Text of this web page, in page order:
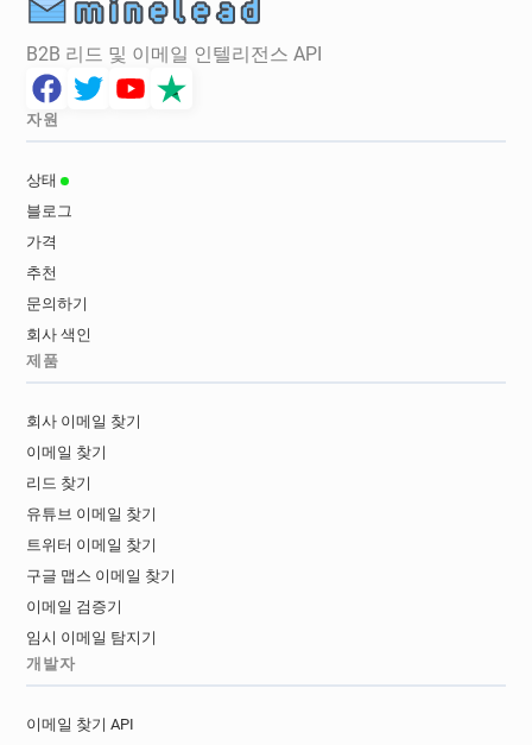
B2B 리드 및 이메일 인텔리전스 API
자원
상태
블로그
가격
추천
문의하기
회사 색인
제품
회사 이메일 찾기
이메일 찾기
리드 찾기
유튜브 이메일 찾기
트위터 이메일 찾기
구글 맵스 이메일 찾기
이메일 검증기
임시 이메일 탐지기
개발자
이메일 찾기 API